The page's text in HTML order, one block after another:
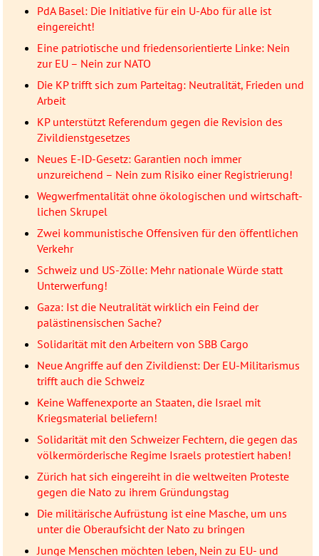
PdA Basel: Die Initiative für ein U-Abo für alle ist
eingereicht!
Eine patriotische und friedensorientierte Linke: Nein
zur EU – Nein zur NATO
Die KP trifft sich zum Parteitag: Neutralität, Frieden und
Arbeit
KP unterstützt Referendum gegen die Revision des
Zivildienstgesetzes
Neues E-ID-Gesetz: Garantien noch immer
unzureichend – Nein zum Risiko einer Registrierung!
Wegwerfmentalität ohne öko­lo­gischen und wirtschaft­
lichen Skrupel
Zwei kommunistische Offensiven für den öffentlichen
Verkehr
Schweiz und US-Zölle: Mehr nationale Würde statt
Unterwerfung!
Gaza: Ist die Neutralität wirklich ein Feind der
palästinensischen Sache?
Solidarität mit den Arbeitern von SBB Cargo
Neue Angriffe auf den Zivildienst: Der EU-Militarismus
trifft auch die Schweiz
Keine Waffenexporte an Staaten, die Israel mit
Kriegsmaterial beliefern!
Solidarität mit den Schweizer Fechtern, die gegen das
völkermörderische Regime Israels protestiert haben!
Zürich hat sich eingereiht in die weltweiten Proteste
gegen die Nato zu ihrem Gründungstag
Die militärische Aufrüstung ist eine Masche, um uns
unter die Oberaufsicht der Nato zu bringen
Junge Menschen möchten leben, Nein zu EU- und